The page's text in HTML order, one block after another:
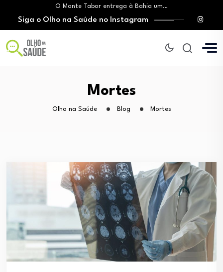
O Monte Tabor entrega à Bahia um…
Mitos sobre a testosterona colocam em risco…
Insanidade com criança vulnerável
Lei prorroga uso do FGTS em hospitais…
Brasil registra alta taxa de diagnósticos tardios…
Mitos sobre a testosterona colocam em risco…
Insanidade com criança vulnerável
Siga o Olho na Saúde no Instagram
Mortes
Olho na Saúde Blog Mortes